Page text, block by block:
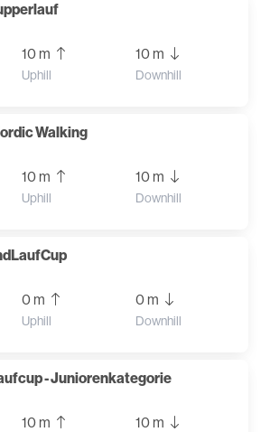
10 m
Uphill
10 m
Downhill
Walking
10 m
Uphill
10 m
Downhill
0 m
Uphill
0 m
Downhill
- Juniorenkategorie
10 m 10 m